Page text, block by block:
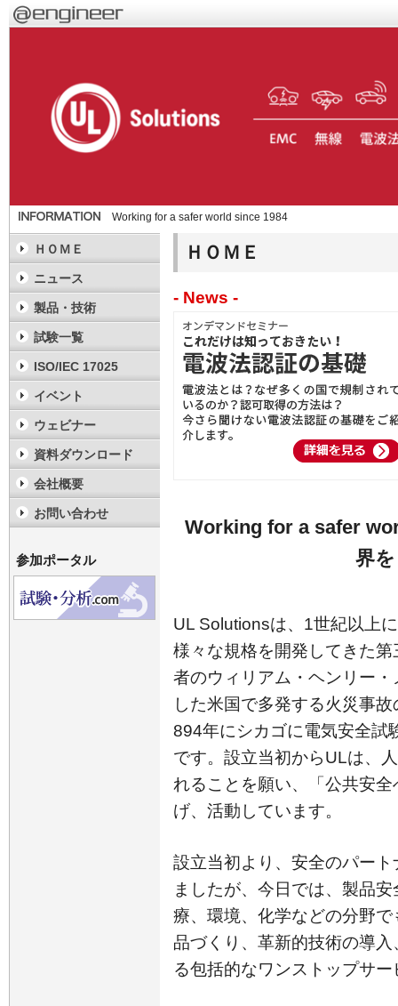
Working for a safer world since 1984
ＨＯＭＥ
- News -
Working for a safer
界
UL Solutionsは、1世紀以上
様々な規格を開発してきた
者のウィリアム・ヘンリー
した米国で多発する火災事
894年にシカゴに電気安全試
です。設立当初からULは、
れることを願い、「公共安
げ、活動しています。
設立当初より、安全のパー
ましたが、今日では、製品
療、環境、化学などの分野
品づくり、革新的技術の導
る包括的なワンストップサ
ＨＯＭＥ
ニュース
製品・技術
試験一覧
ISO/IEC 17025
イベント
ウェビナー
資料ダウンロード
会社概要
お問い合わせ
参加ポータル